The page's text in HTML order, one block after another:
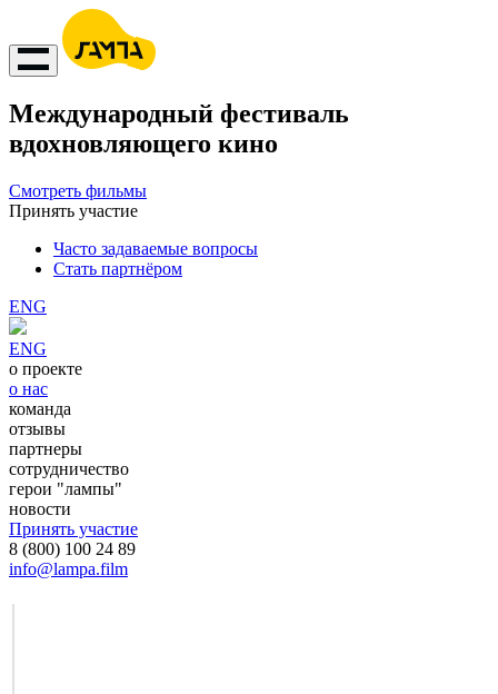
Международный фестиваль
вдохновляющего кино
Смотреть фильмы
Принять участие
Часто задаваемые вопросы
Стать партнёром
ENG
ENG
о проекте
о нас
команда
отзывы
партнеры
сотрудничество
герои "лампы"
новости
Принять участие
8 (800) 100 24 89
info@lampa.film